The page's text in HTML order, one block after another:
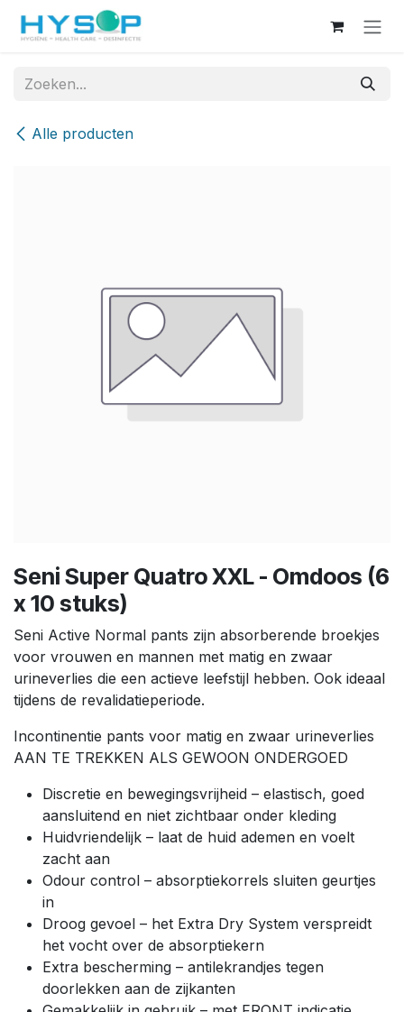
Overslaan naar inhoud
Alle producten
Seni Super Quatro XXL - Omdoos (6
x 10 stuks)
Seni Active Normal pants zijn absorberende broekjes
voor vrouwen en mannen met matig en zwaar
urineverlies die een actieve leefstijl hebben. Ook ideaal
tijdens de revalidatieperiode.
Incontinentie pants voor matig en zwaar urineverlies
AAN TE TREKKEN ALS GEWOON ONDERGOED
Discretie en bewegingsvrijheid – elastisch, goed
aansluitend en niet zichtbaar onder kleding
Huidvriendelijk – laat de huid ademen en voelt
zacht aan
Odour control – absorptiekorrels sluiten geurtjes
in
Droog gevoel – het Extra Dry System verspreidt
het vocht over de absorptiekern
Extra bescherming – antilekrandjes tegen
doorlekken aan de zijkanten